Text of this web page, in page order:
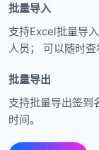
批量导入
支持Excel批量导
人员； 可以随时查
批量导出
支持批量导出签到
时间。